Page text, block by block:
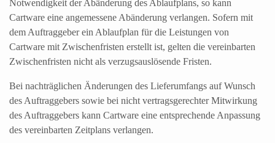
Notwendigkeit der Abänderung des Ablaufplans, so kann
Cartware eine angemessene Abänderung verlangen. Sofern mit
dem Auftraggeber ein Ablaufplan für die Leistungen von
Cartware mit Zwischenfristen erstellt ist, gelten die vereinbarten
Zwischenfristen nicht als verzugsauslösende Fristen.
Bei nachträglichen Änderungen des Lieferumfangs auf Wunsch
des Auftraggebers sowie bei nicht vertragsgerechter Mitwirkung
des Auftraggebers kann Cartware eine entsprechende Anpassung
des vereinbarten Zeitplans verlangen.